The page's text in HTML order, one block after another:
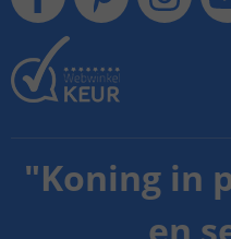
"Koning in